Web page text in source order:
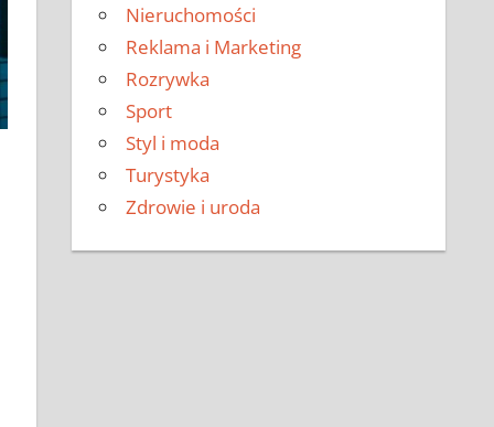
Nieruchomości
Reklama i Marketing
Rozrywka
Sport
Styl i moda
Turystyka
Zdrowie i uroda